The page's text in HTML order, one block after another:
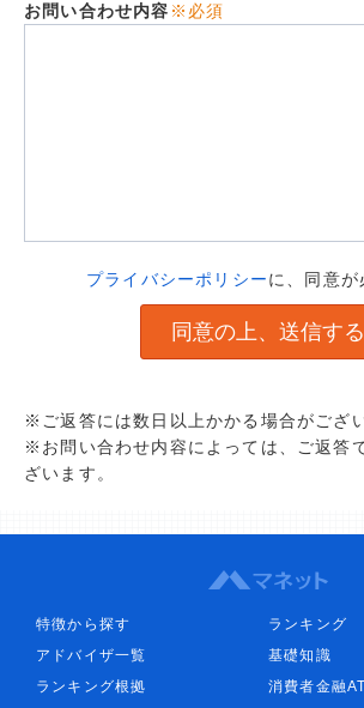
お問い合わせ内容 ※必須
プライバシーポリシーに、同意が
※ご返答には数日以上かかる場合がござ
※お問い合わせ内容によっては、ご返答
ざいます。
特徴から探す
ランキング
アドバイザ一覧
基礎知識
ランキング根拠
消費者金融